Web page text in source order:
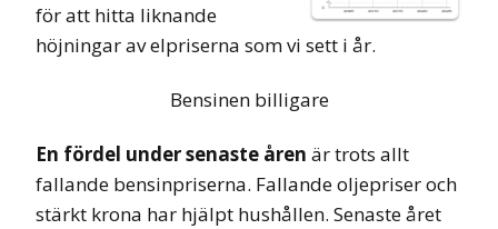
för att hitta liknande
höjningar av elpriserna som vi sett i år.
Bensinen billigare
En fördel under senaste åren är trots allt
fallande bensinpriserna. Fallande oljepriser och
stärkt krona har hjälpt hushållen. Senaste året